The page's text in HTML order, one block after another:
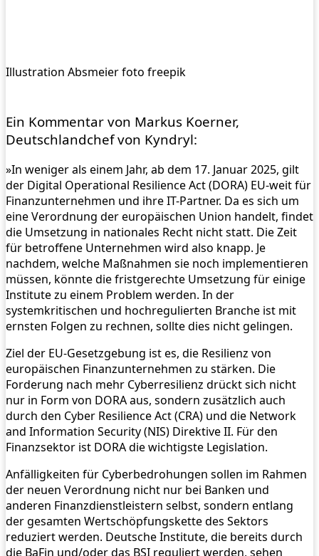
Illustration Absmeier foto freepik
Ein Kommentar von Markus Koerner,
Deutschlandchef von Kyndryl:
»In weniger als einem Jahr, ab dem 17. Januar 2025, gilt
der Digital Operational Resilience Act (DORA) EU-weit für
Finanzunternehmen und ihre IT-Partner. Da es sich um
eine Verordnung der europäischen Union handelt, findet
die Umsetzung in nationales Recht nicht statt. Die Zeit
für betroffene Unternehmen wird also knapp. Je
nachdem, welche Maßnahmen sie noch implementieren
müssen, könnte die fristgerechte Umsetzung für einige
Institute zu einem Problem werden. In der
systemkritischen und hochregulierten Branche ist mit
ernsten Folgen zu rechnen, sollte dies nicht gelingen.
Ziel der EU-Gesetzgebung ist es, die Resilienz von
europäischen Finanzunternehmen zu stärken. Die
Forderung nach mehr Cyberresilienz drückt sich nicht
nur in Form von DORA aus, sondern zusätzlich auch
durch den Cyber Resilience Act (CRA) und die Network
and Information Security (NIS) Direktive II. Für den
Finanzsektor ist DORA die wichtigste Legislation.
Anfälligkeiten für Cyberbedrohungen sollen im Rahmen
der neuen Verordnung nicht nur bei Banken und
anderen Finanzdienstleistern selbst, sondern entlang
der gesamten Wertschöpfungskette des Sektors
reduziert werden. Deutsche Institute, die bereits durch
die BaFin und/oder das BSI reguliert werden, sehen